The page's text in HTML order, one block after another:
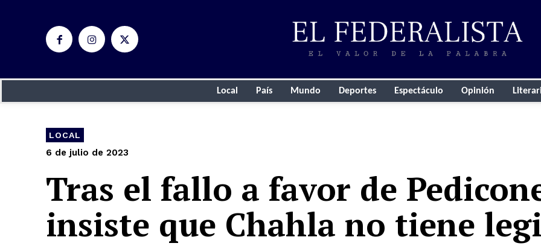
Local País Mundo Deportes Espectáculo Opinión
LOCAL
6 de julio de 2023
Tras el fallo a favor de
insiste que Chahla no tiene